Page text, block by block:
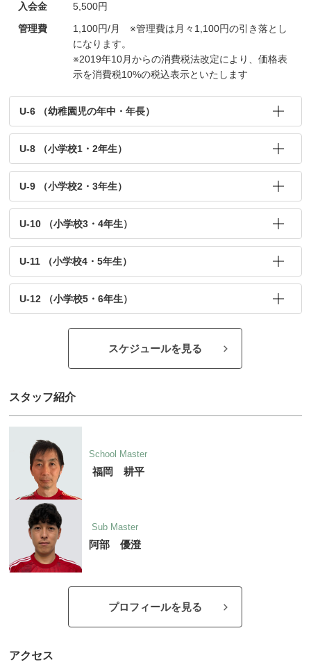
入会金
5,500円
管理費
1,100円/月 ※管理費は月々1,100円の引き落とし
になります。
※2019年10月からの消費税法改定により、価格表
示を消費税10%の税込表示といたします
U-6 （幼稚園児の年中・年長）
U-8 （小学校1・2年生）
U-9 （小学校2・3年生）
U-10 （小学校3・4年生）
U-11 （小学校4・5年生）
U-12 （小学校5・6年生）
スケジュールを見る
スタッフ紹介
School Master
福岡 耕平
Sub Master
阿部 優澄
プロフィールを見る
アクセス